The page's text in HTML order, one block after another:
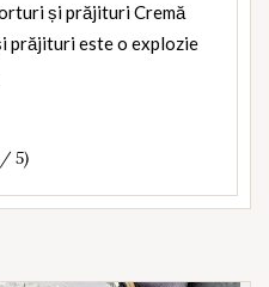
și prăjituri Cremă
prăjituri este o explozie
5)